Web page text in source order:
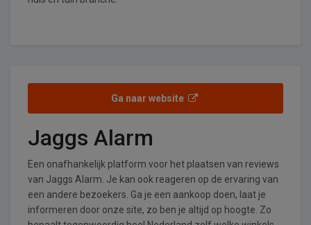
Ga naar website
Jaggs Alarm
Een onafhankelijk platform voor het plaatsen van reviews
van Jaggs Alarm. Je kan ook reageren op de ervaring van
een andere bezoekers. Ga je een aankoop doen, laat je
informeren door onze site, zo ben je altijd op hoogte. Zo